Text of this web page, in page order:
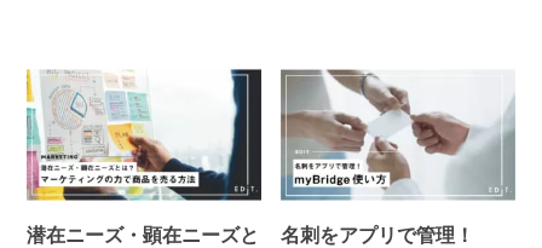
潜在ニーズ・顕在ニーズと
名刺をアプリで管理！